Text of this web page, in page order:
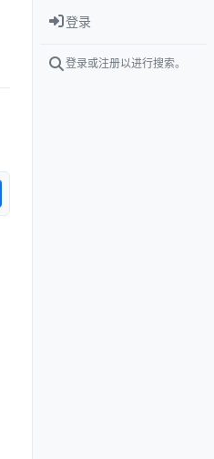
登录
登录或注册以进行搜索。